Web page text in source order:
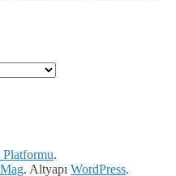
Platformu.
. Altyapı WordPress.